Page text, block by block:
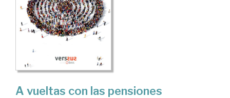
A vueltas con las pensiones